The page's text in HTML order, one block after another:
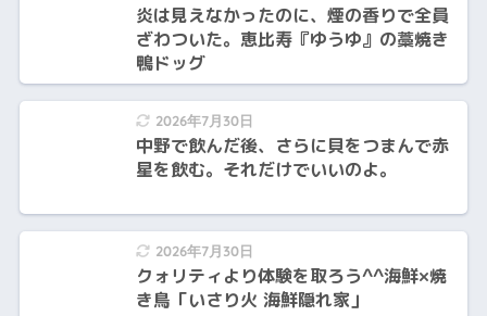
炎は見えなかったのに、煙の香りで全員
ざわついた。恵比寿『ゆうゆ』の藁焼き
鴨ドッグ
2026年7月30日
中野で飲んだ後、さらに貝をつまんで赤
星を飲む。それだけでいいのよ。
2026年7月30日
クォリティより体験を取ろう^^海鮮×焼
き鳥「いさり火 海鮮隠れ家」